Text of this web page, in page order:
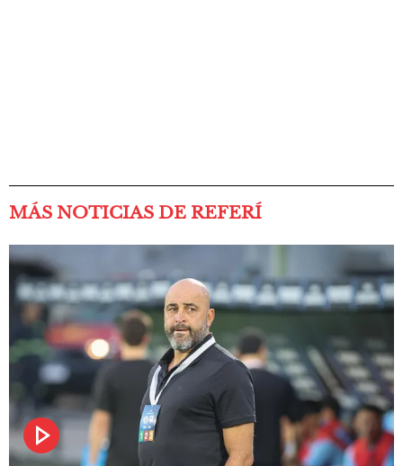
MÁS NOTICIAS DE REFERÍ